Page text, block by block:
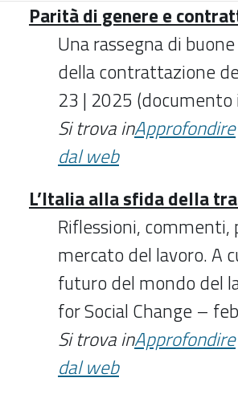
Parità di genere e
Una rassegna di
della contrattazione
23 | 2025
Si trova inApprofondire
dal web
L’Italia alla sfida della
Riflessioni,
mercato del lavoro. A
futuro del mondo del
for Social Change –
Si trova inApprofondire
dal web